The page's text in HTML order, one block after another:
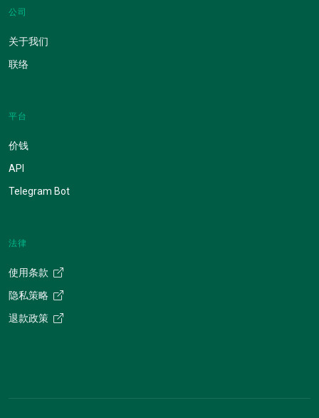
公司
关于我们
联络
平台
价钱
API
Telegram Bot
法律
使用条款
隐私策略
退款政策